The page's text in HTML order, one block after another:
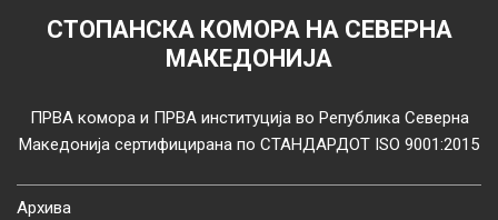
СТОПАНСКА КОМОРА НА СЕВЕРНА
МАКЕДОНИЈА
ПРВА комора и ПРВА институција во Република Северна
Македонија сертифицирана по СТАНДАРДОТ ISO 9001:2015
Архива